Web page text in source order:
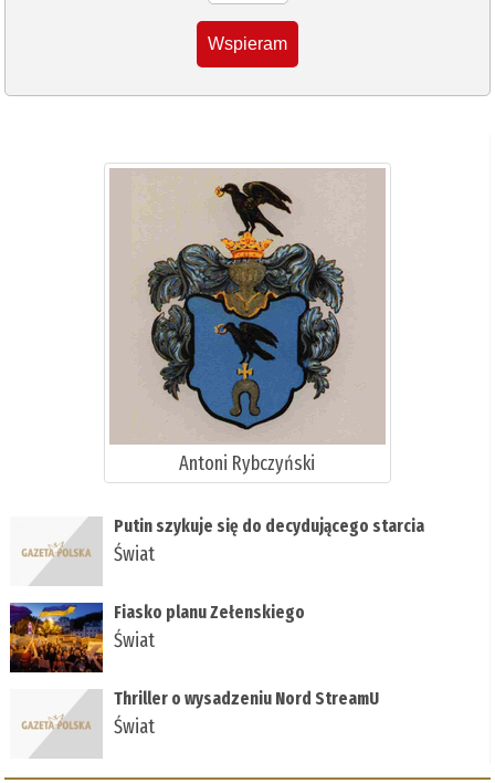
Wspieram
Antoni Rybczyński
Putin szykuje się do decydującego starcia
Świat
Fiasko planu Zełenskiego
Świat
Thriller o wysadzeniu Nord StreamU
Świat